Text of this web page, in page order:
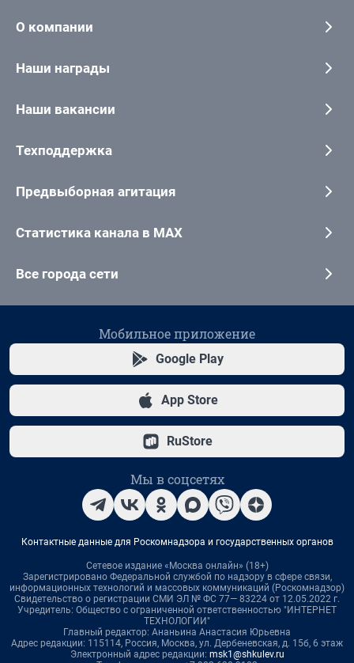
О компании
Наши награды
Наши вакансии
Техподдержка
Предвыборная агитация
Статистика канала в MAX
Все города сети
Мобильное приложение
Google Play
App Store
RuStore
Мы в соцсетях
Контактные данные для Роскомнадзора и государственных органов
Сетевое издание «Москва онлайн» (18+)
Зарегистрировано Федеральной службой по надзору в сфере связи,
информационных технологий и массовых коммуникаций (Роскомнадзор)
Свидетельство о регистрации СМИ ЭЛ № ФС 77— 83224 от 12.05.2022 г.
Учредитель: Общество с ограниченной ответственностью "ИНТЕРНЕТ
ТЕХНОЛОГИИ"
Главный редактор: Ананьина Анастасия Юрьевна
Адрес редакции: 115114, Россия, Москва, ул. Дербеневская, д. 15б, 6 этаж
Электронный адрес редакции: msk1@shkulev.ru